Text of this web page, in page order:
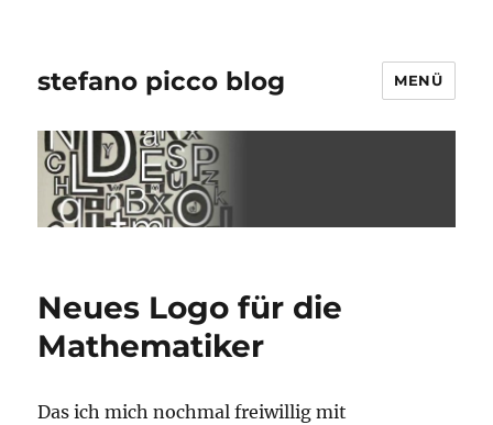
stefano picco blog MENÜ
Neues Logo für die
Mathematiker
Das ich mich nochmal freiwillig mit